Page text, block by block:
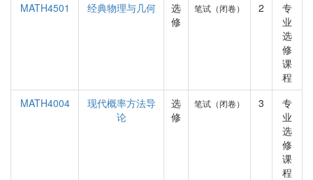
MATH4501 经典物理与几何
选
修
笔试（闭卷） 2
专
业
选
修
课
程
MATH4004
现代概率方法导
论
选
修
笔试（闭卷） 3
专
业
选
修
课
程